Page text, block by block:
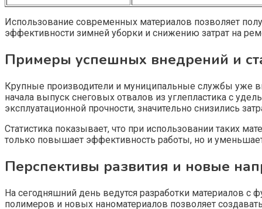
Использование современных материалов позволяет
эффективности зимней уборки и снижению затрат на
Примеры успешных внедрений и
Крупные производители и муниципальные службы уже
начала выпуск снеговых отвалов из углепластика с
эксплуатационной прочности, значительно снизились
Статистика показывает, что при использовании таких
только повышает эффективность работы, но и
Перспективы развития и новые
На сегодняшний день ведутся разработки материалов
полимеров и новых наноматериалов позволяет